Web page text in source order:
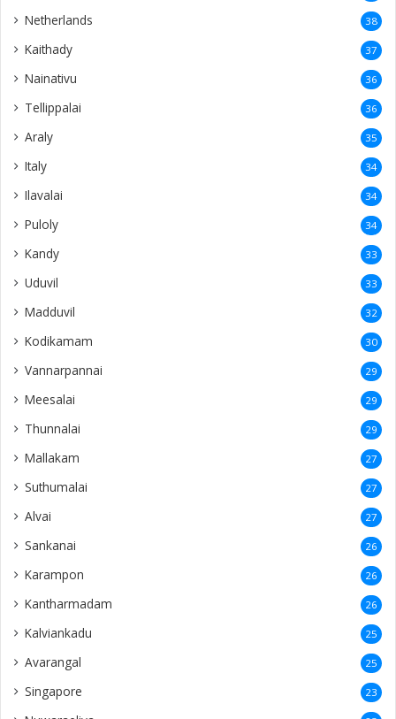
Netherlands 38
Kaithady 37
Nainativu 36
Tellippalai 36
Araly 35
Italy 34
Ilavalai 34
Puloly 34
Kandy 33
Uduvil 33
Madduvil 32
Kodikamam 30
Vannarpannai 29
Meesalai 29
Thunnalai 29
Mallakam 27
Suthumalai 27
Alvai 27
Sankanai 26
Karampon 26
Kantharmadam 26
Kalviankadu 25
Avarangal 25
Singapore 23